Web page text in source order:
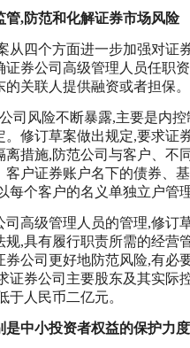
管,防范和化解证券市场风险
四个方面进一步加强对证
证券公司高级管理人员任职
的关联人提供融资或者担保
司风险不断暴露,主要是内
。修订草案做出规定,要求证
离措施,防范公司与客户、不
客户证券账户名下的债券、
每个客户的名义单独立户管
高级管理人员的管理,修订
规,具有履行职责所需的经营
券公司更好地防范风险,有必
证券公司主要股东及其实际
于人民币二亿元。
中小投资者权益的保护力度